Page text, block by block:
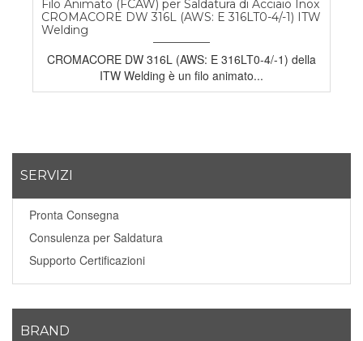
Filo Animato (FCAW) per Saldatura di Acciaio Inox
CROMACORE DW 316L (AWS: E 316LT0-4/-1) ITW
Welding
CROMACORE DW 316L (AWS: E 316LT0-4/-1) della
ITW Welding è un filo animato...
SERVIZI
Pronta Consegna
Consulenza per Saldatura
Supporto Certificazioni
BRAND